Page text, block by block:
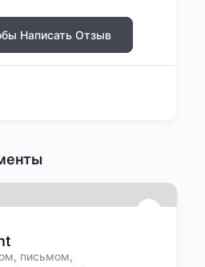
Написать Отзыв
письмом,